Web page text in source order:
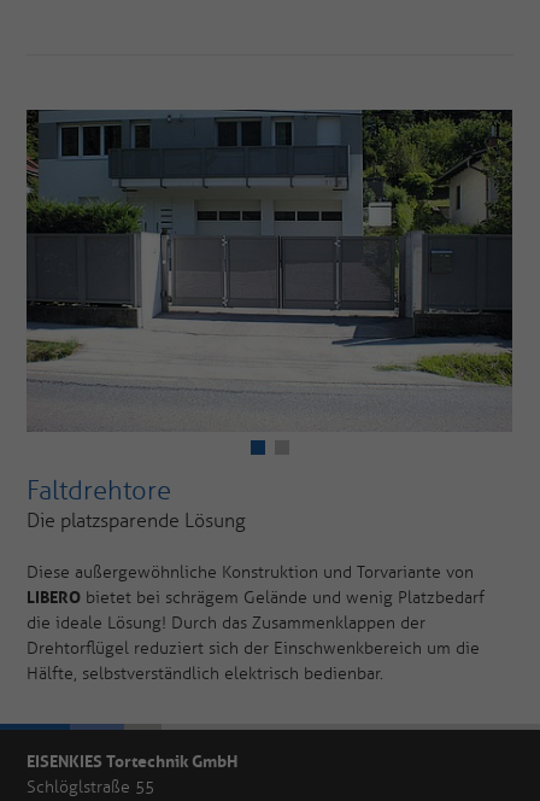
Faltdrehtore
Die platzsparende Lösung
Diese außergewöhnliche Konstruktion und Torvariante von
LIBERO bietet bei schrägem Gelände und wenig Platzbedarf
die ideale Lösung! Durch das Zusammenklappen der
Drehtorflügel reduziert sich der Einschwenkbereich um die
Hälfte, selbstverständlich elektrisch bedienbar.
EISENKIES Tortechnik GmbH
Schlöglstraße 55